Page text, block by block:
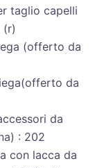
taglio capelli
(r)
(offerto da
da
da
: 202
con lacca da